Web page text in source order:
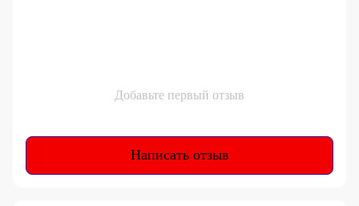
Добавьте первый отзыв
Написать отзыв